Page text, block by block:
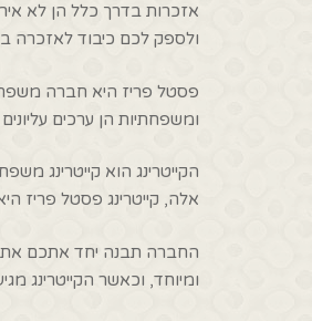
אזכרות בדרך כלל הן לא
ולספק לכם כיבוד לאזכרה
פסטל פריז היא חברה
ומשפחתיות הן ערכים
הקייטרינג הוא קייטרינג
אלה, קייטרינג פסטל פריז
החברה תבנה יחד אתכם את
ומיוחד, וכאשר הקייטרינג